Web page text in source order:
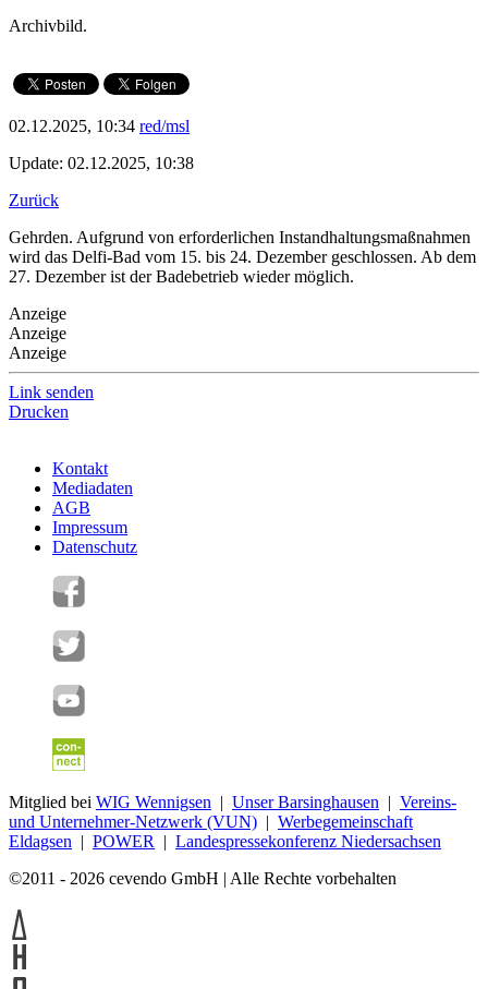
Archivbild.
02.12.2025, 10:34 red/msl
Update: 02.12.2025, 10:38
Zurück
Gehrden. Aufgrund von erforderlichen Instandhaltungsmaßnahmen
wird das Delfi-Bad vom 15. bis 24. Dezember geschlossen. Ab dem
27. Dezember ist der Badebetrieb wieder möglich.
Anzeige
Anzeige
Anzeige
Link senden
Drucken
Kontakt
Mediadaten
AGB
Impressum
Datenschutz
Mitglied bei WIG Wennigsen | Unser Barsinghausen | Vereins-
und Unternehmer-Netzwerk (VUN) | Werbegemeinschaft
Eldagsen | POWER | Landespressekonferenz Niedersachsen
©2011 - 2026 cevendo GmbH | Alle Rechte vorbehalten